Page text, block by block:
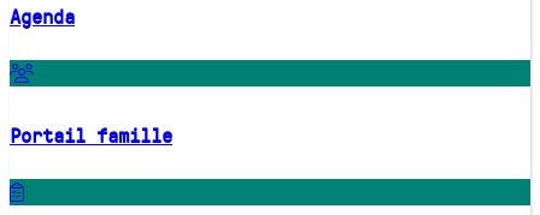
Agenda
Portail famille